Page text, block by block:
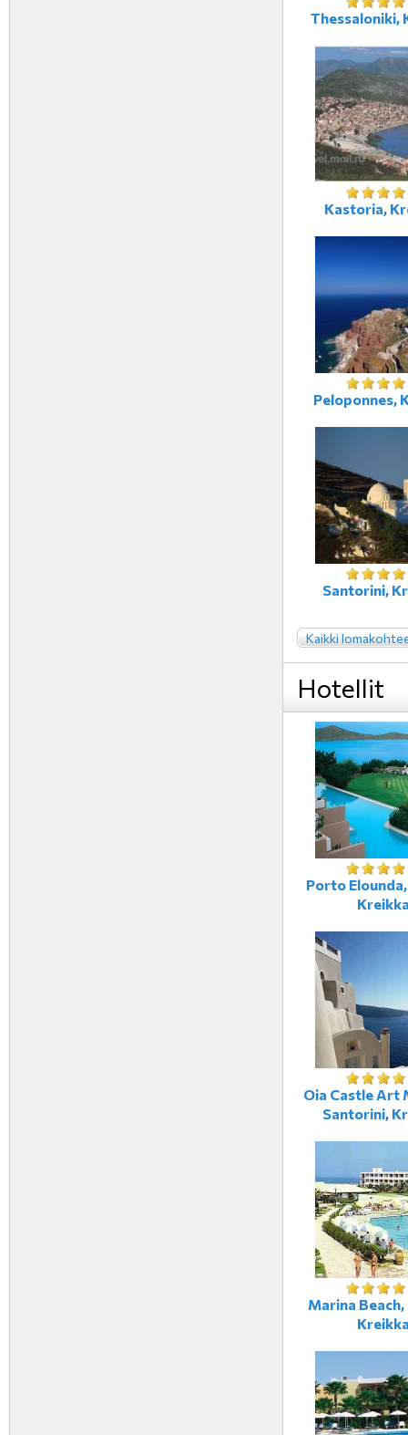
Thessaloniki,
Kastoria,
Peloponnes,
Santorini,
Kaikki
Hotellit
Porto
Oia Castle Art
Santorini,
Marina